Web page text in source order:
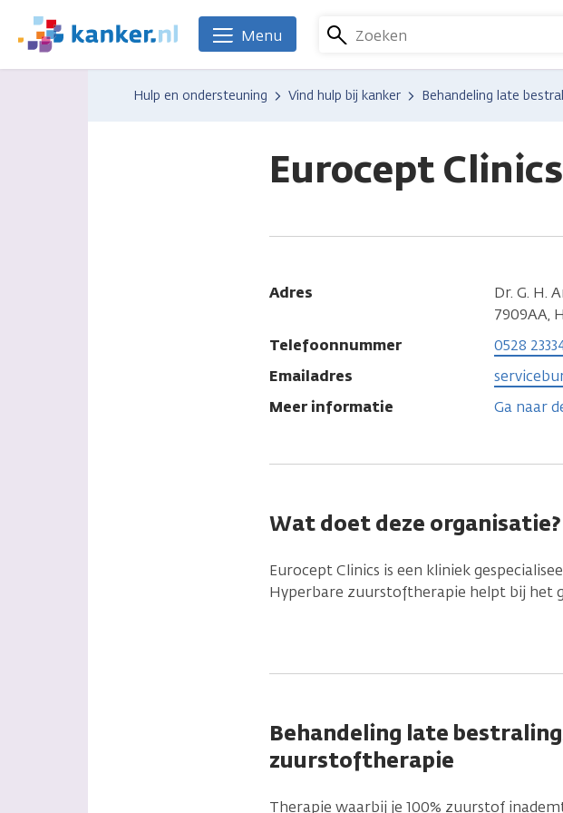
naar
We
zijn
Zoeken
Menu
Hulp en ondersteuning Vind hulp bij kanker Behandeling late
Eurocept
Adres
Dr. G. H.
7909AA,
Telefoonnummer
0528
Emailadres
Meer informatie
Ga naar
Wat doet deze organisatie?
Eurocept Clinics is een kliniek
Hyperbare zuurstoftherapie helpt bij het
Behandeling late
zuurstoftherapie
Therapie waarbij je 100% zuurstof